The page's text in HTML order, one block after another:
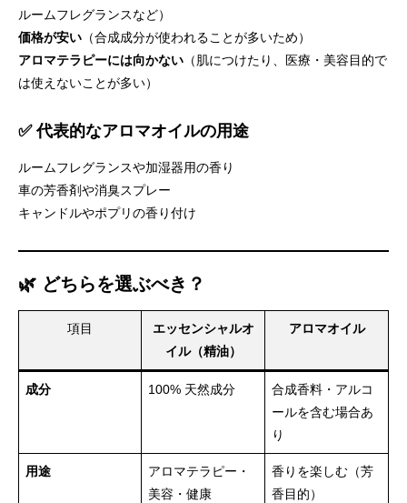
ルームフレグランスなど）
価格が安い （合成成分が使われることが多いため）
アロマテラピーには向かない （肌につけたり、医療・美容目的で
は使えないことが多い）
✅ 代表的なアロマオイルの用途
ルームフレグランスや加湿器用の香り
車の芳香剤や消臭スプレー
キャンドルやポプリの香り付け
🌿 どちらを選ぶべき？
項目
エッセンシャルオ
イル（精油）
アロマオイル
成分 100% 天然成分
合成香料・アルコ
ールを含む場合あ
り
用途
アロマテラピー・
美容・健康
香りを楽しむ（芳
香目的）